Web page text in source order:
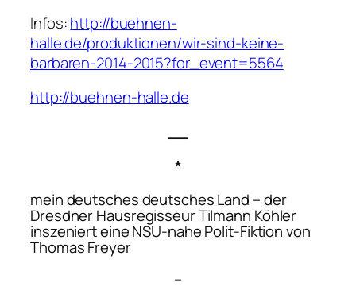
Infos:http://buehnen-
halle.de/produktionen/wir-sind-keine-
barbaren-2014-2015?for_event=5564
http://buehnen-halle.de
*
mein deutsches deutsches Land – der
Dresdner Hausregisseur Tilmann Köhler
inszeniert eine NSU-nahe Polit-Fiktion von
Thomas Freyer
–